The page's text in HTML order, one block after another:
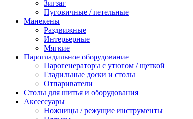
Зигзаг
Пуговичные / петельные
Манекены
Раздвижные
Интерьерные
Мягкие
Парогладильное оборудование
Парогенераторы с утюгом / щеткой
Гладильные доски и столы
Отпариватели
Столы для шитья и оборудования
Аксессуары
Ножницы / режущие инструменты